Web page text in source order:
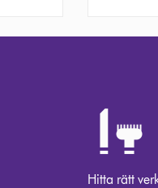
Hitta rätt